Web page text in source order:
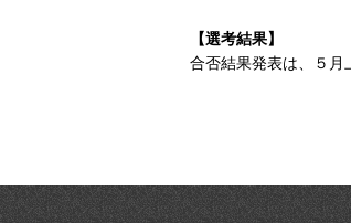
【選考結果】
合否結果発表は、５月